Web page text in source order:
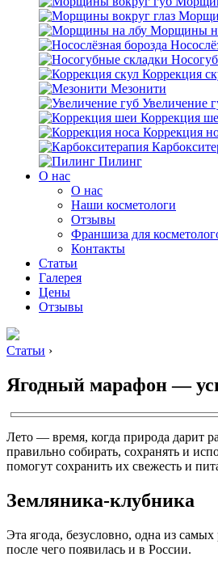
Морщины
Коррекция
Мезонити
Увеличение
Коррекция
Коррекция
Пилинг
O нас
O нас
Наши косметологи
Отзывы
Франшиза для
Контакты
Статьи
Галерея
Цены
Отзывы
Статьи ›
Ягодный марафон —
Лето — время, когда природа дарит
правильно собирать, сохранять и
помогут сохранить их свежесть и
Земляника-клубника
Эта ягода, безусловно, одна из
после чего появилась и в России.